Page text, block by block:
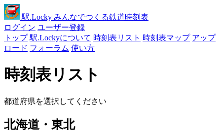
駅.Locky みんなでつくる鉄道時刻表
ログイン ユーザー登録
トップ 駅.Lockyについて 時刻表リスト 時刻表マップ アップ
ロード フォーラム 使い方
時刻表リスト
都道府県を選択してください
北海道・東北